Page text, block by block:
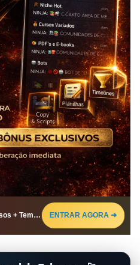
+ Scripts • Pagamento único ENTRAR AGORA ➜